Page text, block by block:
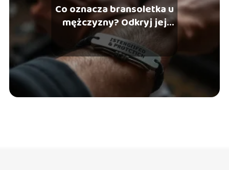
Co oznacza bransoletka u
mężczyzny? Odkryj jej
symbolikę